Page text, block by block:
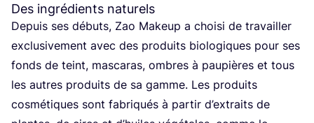
Des ingrédients naturels
Depuis ses débuts, Zao Makeup a choi­si de tra­vailler
exclu­si­ve­ment avec des pro­duits bio­lo­giques pour ses
fonds de teint, mas­ca­ras, ombres à pau­pières et tous
les autres pro­duits de sa gamme. Les pro­duits
cos­mé­tiques sont fabri­qués à par­tir d’ex­traits de